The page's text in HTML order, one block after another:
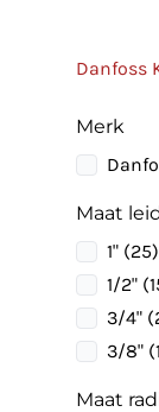
Danfoss
Merk
Maat
1" (25)
1/2"
3/4"
3/8"
Maat